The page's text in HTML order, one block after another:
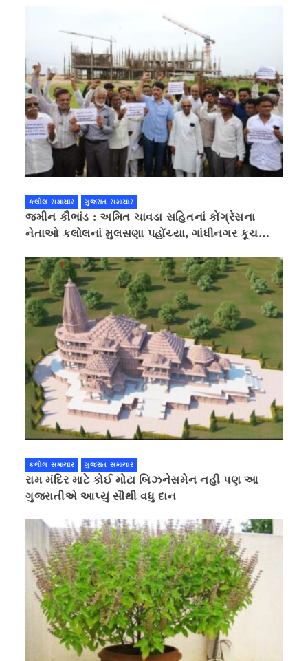
કલોલ સમાચાર ગુજરાત સમાચાર
જમીન કૌભાંડ : અમિત ચાવડા સહિતનાં કોંગ્રેસના
નેતાઓ કલોલનાં મુલસણા પહોંચ્યા, ગાંધીનગર કૂચ
કલોલ સમાચાર ગુજરાત સમાચાર
રામ મંદિર માટે કોઈ મોટા બિઝનેસમેન નહી પણ આ
ગુજરાતીએ આપ્યું સૌથી વધુ દાન